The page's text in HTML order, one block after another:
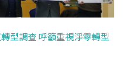
型調查 呼籲重視淨零轉型